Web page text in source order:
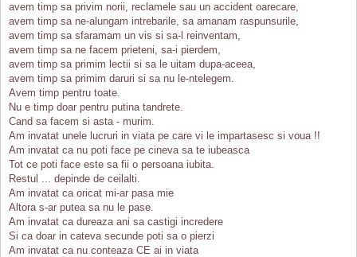
avem timp sa privim norii, reclamele sau un accident oarecare,
avem timp sa ne-alungam intrebarile, sa amanam raspunsurile,
avem timp sa sfaramam un vis si sa-l reinventam,
avem timp sa ne facem prieteni, sa-i pierdem,
avem timp sa primim lectii si sa le uitam dupa-aceea,
avem timp sa primim daruri si sa nu le-ntelegem.
Avem timp pentru toate.
Nu e timp doar pentru putina tandrete.
Cand sa facem si asta - murim.
Am invatat unele lucruri in viata pe care vi le impartasesc si voua !!
Am invatat ca nu poti face pe cineva sa te iubeasca
Tot ce poti face este sa fii o persoana iubita.
Restul ... depinde de ceilalti.
Am invatat ca oricat mi-ar pasa mie
Altora s-ar putea sa nu le pase.
Am invatat ca dureaza ani sa castigi incredere
Si ca doar in cateva secunde poti sa o pierzi
Am invatat ca nu conteaza CE ai in viata